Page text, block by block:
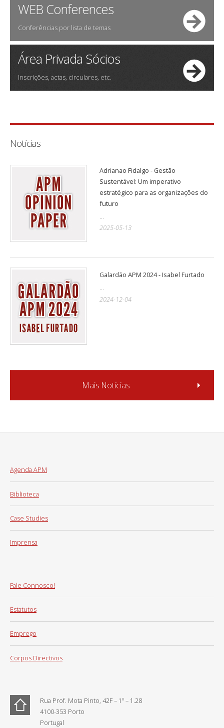
WEB Conferences
Conferências por lista de temas
Área Privada Sócios
Inscrições, actas, circulares, etc.
Notícias
Adrianao Fidalgo - Gestão
Sustentável: Um imperativo
estratégico para as organizações do
futuro
...
2025-05-13
Galardão APM 2024 - Isabel Furtado
2024-12-04
Mais Notícias
Agenda APM
Biblioteca
Case Studies
Imprensa
Fale Connosco!
Estatutos
Emprego
Corpos Directivos
Rua Prof. Mota Pinto, 42F – 1º – 1.28
4100-353 Porto
Portugal